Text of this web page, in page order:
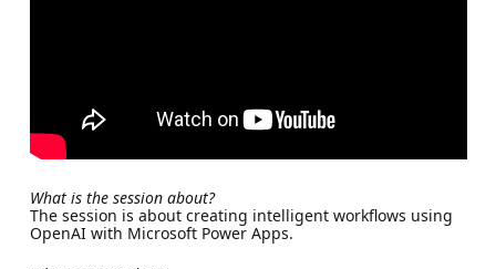
What is the session about?
The session is about creating intelligent workflows using
OpenAI with Microsoft Power Apps.